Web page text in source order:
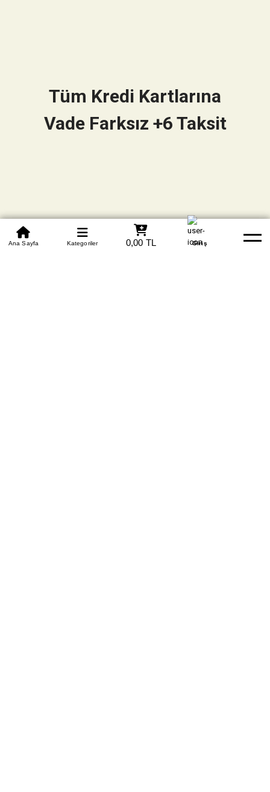
0850 305 09 70
Beden Tablosu Banka Hesapları Whatsapp Yardım
Ana Sayfa Kategoriler 0,00 TL Giriş
Tüm Kredi Kartlarına
Vade Farksız +6 Taksit